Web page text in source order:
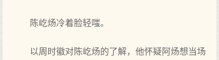
陈屹炀冷着脸轻嗤。
以周时徽对陈屹炀的了解，他怀疑阿炀想当场